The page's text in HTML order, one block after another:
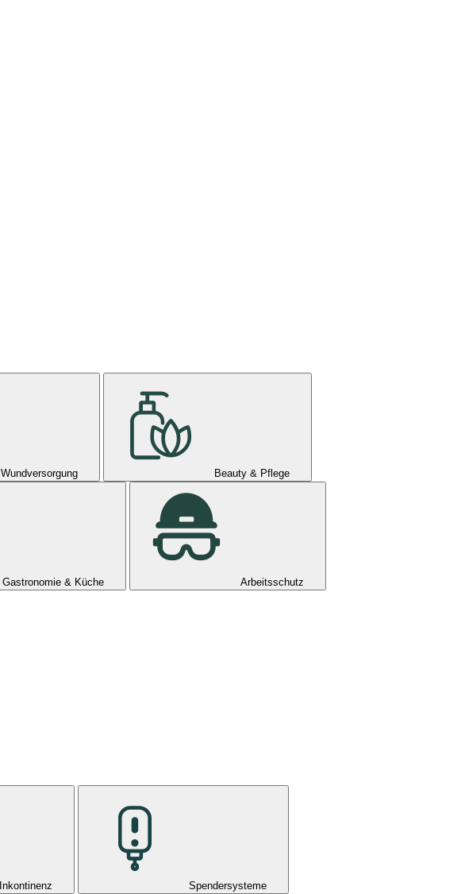
Wundversorgung Beauty & Pflege
Gastronomie & Küche Arbeitsschutz
Inkontinenz
Spendersysteme